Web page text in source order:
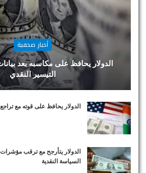
أخبار صحفية
الدولار يحافظ على مكاسبه بعد
التيسير النقدي
الدولار يحافظ على قوته مع
الدولار يتأرجح مع ترقب
السياسة النقدية